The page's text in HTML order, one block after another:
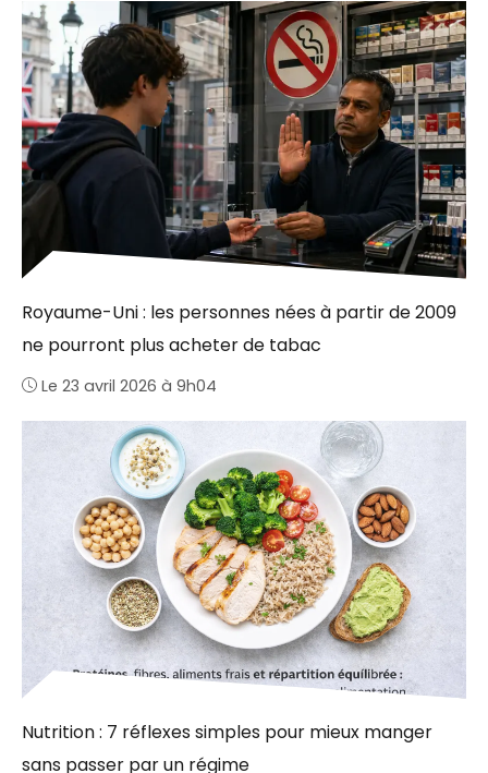
Royaume-Uni : les personnes nées à partir de 2009
ne pourront plus acheter de tabac
Le 23 avril 2026 à 9h04
Nutrition : 7 réflexes simples pour mieux manger
sans passer par un régime